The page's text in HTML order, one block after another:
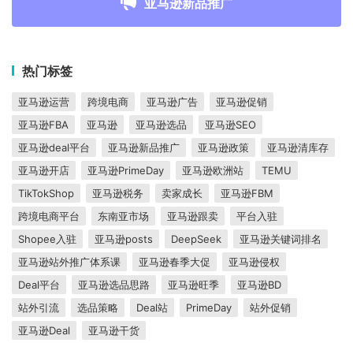
亚马逊新品推广
热门标签
亚马逊运营 跨境电商 亚马逊广告
亚马逊促销
亚马逊FBA
亚马逊 亚马逊选品
亚马逊SEO
亚马逊deal平台
亚马逊新品推广 亚马逊政策
亚马逊清库存
亚马逊开店
亚马逊PrimeDay 亚马逊欧洲站
TEMU
TikTokShop
亚马逊税务 卖家成长
亚马逊FBM
跨境电商平台
东南亚市场 亚马逊跟卖
平台入驻
Shopee入驻
亚马逊posts DeepSeek
亚马逊关键词排名
亚马逊站外推广体系课
亚马逊春季大促
亚马逊侵权
Deal平台
亚马逊选品思路 亚马逊旺季
亚马逊BD
站外引流
选品策略 Deal站 PrimeDay
站外促销
亚马逊Deal
亚马逊干货